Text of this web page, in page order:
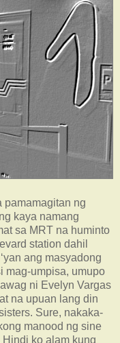
pamamagitan ng
kaya namang
sa MRT na huminto
station dahil
ang masyadong
mag-umpisa, umupo
ni Evelyn Vargas
na upuan lang din
Sure, nakaka-
manood ng sine
ko alam kung